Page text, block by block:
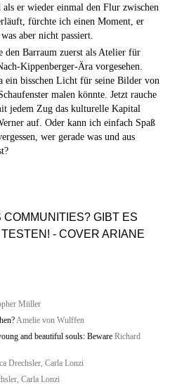
er wieder einmal den Flur zwischen
fürchte ich einen Moment, er
aber nicht passiert.
den Barraum zuerst als Atelier für
Kippenberger-Ära vorgesehen.
ein bisschen Licht für seine Bilder von
malen könnte. Jetzt rauche
jedem Zug das kulturelle Kapital
auf. Oder kann ich einfach Spaß
wer gerade was und aus
GIBT ES
- COVER ARIANE
Müller
Amelie von Wulffen
and beautiful souls: Beware Richard
Drechsler, Carla Lonzi
Carla Lonzi